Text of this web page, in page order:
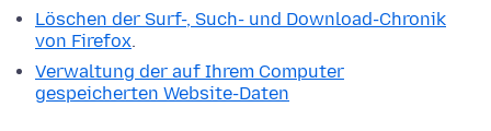
Löschen der Surf-, Such- und Download-Chronik
von Firefox.
Verwaltung der auf Ihrem Computer
gespeicherten Website-Daten